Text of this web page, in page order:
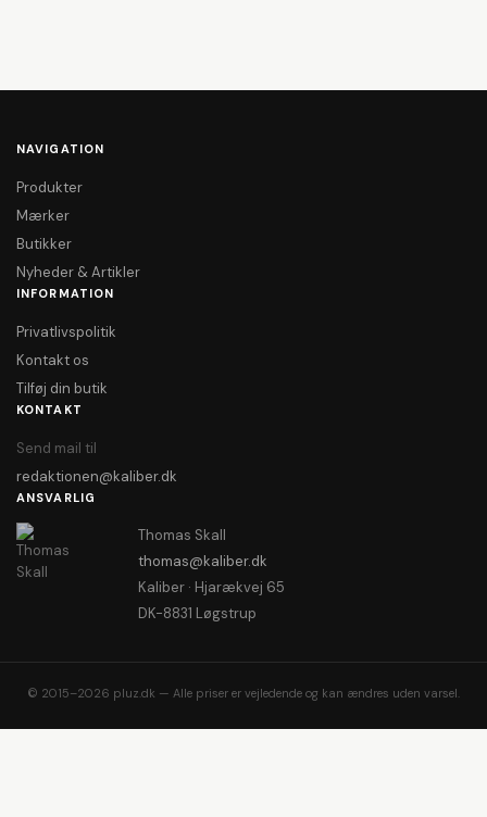
NAVIGATION
Produkter
Mærker
Butikker
Nyheder & Artikler
INFORMATION
Privatlivspolitik
Kontakt os
Tilføj din butik
KONTAKT
Send mail til
redaktionen@kaliber.dk
ANSVARLIG
Thomas Skall
thomas@kaliber.dk
Kaliber · Hjarækvej 65
DK-8831 Løgstrup
© 2015–2026 pluz.dk — Alle priser er vejledende og kan ændres uden varsel.